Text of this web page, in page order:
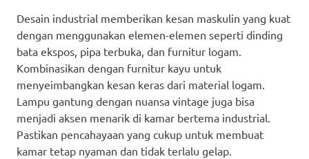
Desain industrial memberikan kesan maskulin yang kuat
dengan menggunakan elemen-elemen seperti dinding
bata ekspos, pipa terbuka, dan furnitur logam.
Kombinasikan dengan furnitur kayu untuk
menyeimbangkan kesan keras dari material logam.
Lampu gantung dengan nuansa vintage juga bisa
menjadi aksen menarik di kamar bertema industrial.
Pastikan pencahayaan yang cukup untuk membuat
kamar tetap nyaman dan tidak terlalu gelap.